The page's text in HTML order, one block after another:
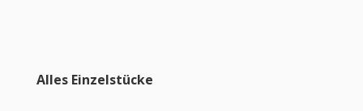
Alles Einzelstücke